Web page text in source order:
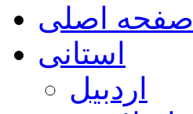
صفحه اصلی
استانی
اردبیل